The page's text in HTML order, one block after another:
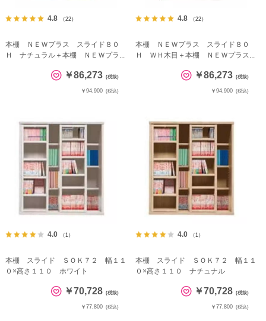
4.8 （22）
本棚 ＮＥＷプラス スライド８０
Ｈ ナチュラル＋本棚 ＮＥＷプラ...
￥86,273 (税抜)
￥94,900 (税込)
4.8 （22）
本棚 ＮＥＷプラス スライド８０
Ｈ ＷＨ木目＋本棚 ＮＥＷプラス...
￥86,273 (税抜)
￥94,900 (税込)
4.0 （1）
本棚 スライド ＳＯＫ７２ 幅１１
０×高さ１１０ ホワイト
￥70,728 (税抜)
￥77,800 (税込)
4.0 （1）
本棚 スライド ＳＯＫ７２ 幅１１
０×高さ１１０ ナチュナル
￥70,728 (税抜)
￥77,800 (税込)